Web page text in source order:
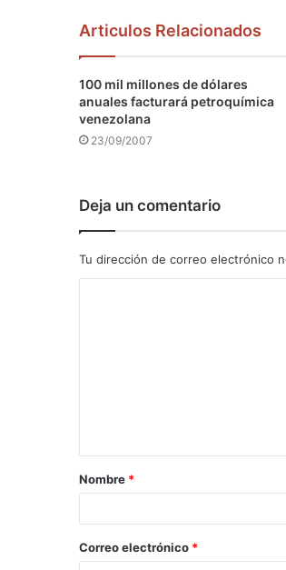
Articulos Relacionados
100 mil millones de dólares
anuales facturará petroquímica
venezolana
23/09/2007
Deja un comentario
Tu dirección de correo electrónico
a
r
*
Nombre *
Correo electrónico *